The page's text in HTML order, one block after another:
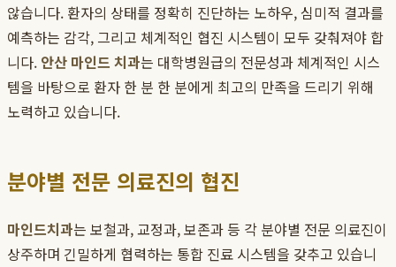
않습니다. 환자의 상태를 정확히 진단하는 노하우, 심미적 결과를
예측하는 감각, 그리고 체계적인 협진 시스템이 모두 갖춰져야 합
니다. 안산 마인드 치과는 대학병원급의 전문성과 체계적인 시스
템을 바탕으로 환자 한 분 한 분에게 최고의 만족을 드리기 위해
노력하고 있습니다.
분야별 전문 의료진의 협진
마인드치과는 보철과, 교정과, 보존과 등 각 분야별 전문 의료진이
상주하며 긴밀하게 협력하는 통합 진료 시스템을 갖추고 있습니